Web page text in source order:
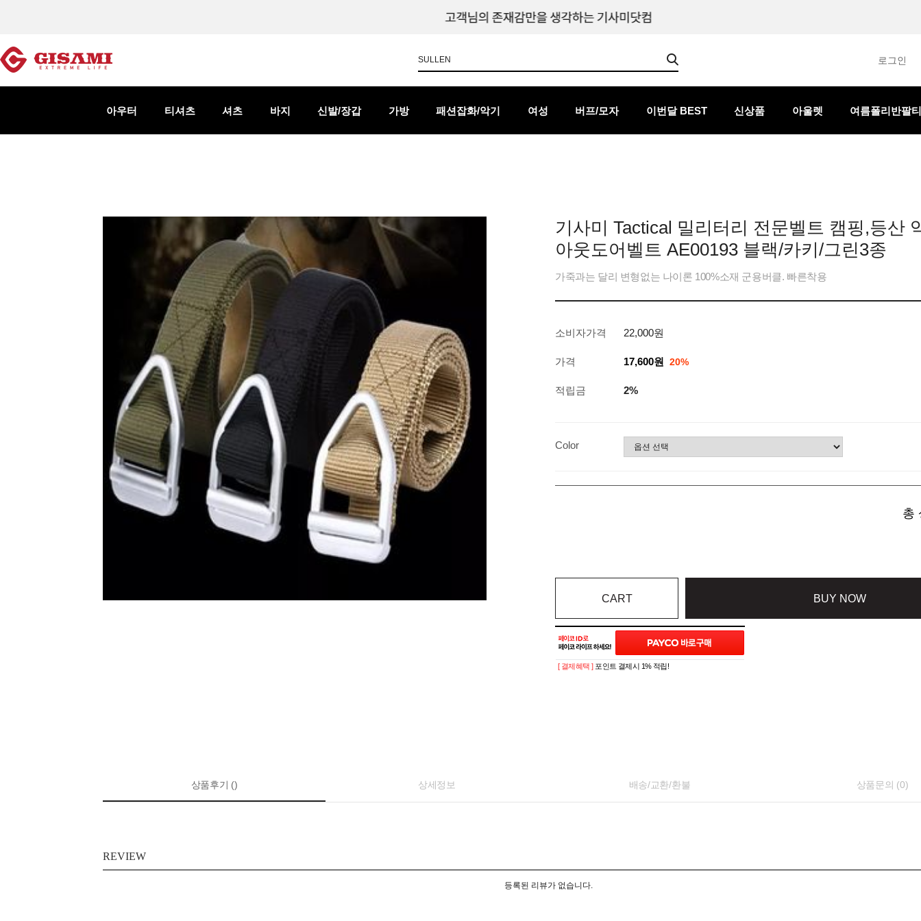
로그인
아우터 티셔츠 셔츠 바지 신발/장갑 가방 패션잡화/악기 여성 버프/모자 이번달 BEST 신상품 아울렛 여름폴리반팔
기사미 Tactical 밀리터리 전문벨트 캠핑,등산
아웃도어벨트 AE00193 블랙/카키/그린3종
가죽과는 달리 변형없는 나이론 100%소재 군용버클. 빠른착용
소비자가격 22,000원
가격 17,600원 20%
적립금 2%
Color
총
CART BUY NOW
[ 결제혜택 ] 포인트 결제시 1% 적립!
상품후기 () 상세정보 배송/교환/환불 상품문의 (0)
REVIEW
등록된 리뷰가 없습니다.